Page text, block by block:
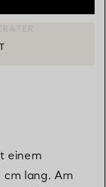
ODER EINEN
einem
cm lang. Am